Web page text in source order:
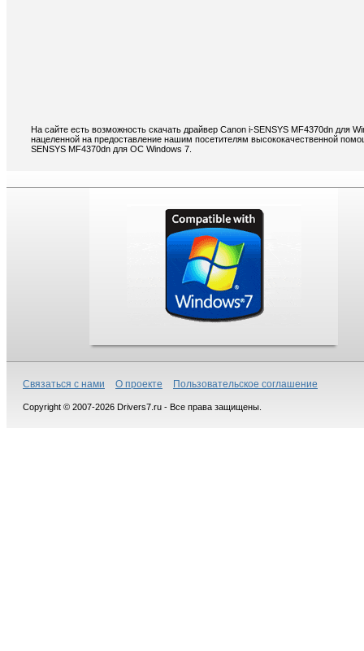
На сайте есть возможность скачать драйвер Canon i-SENSYS MF4370dn для
нацеленной на предоставление нашим посетителям высококачественной
SENSYS MF4370dn для ОС Windows 7.
Связаться с нами О проекте Пользовательское соглашение
Copyright © 2007-2026 Drivers7.ru - Все права защищены.